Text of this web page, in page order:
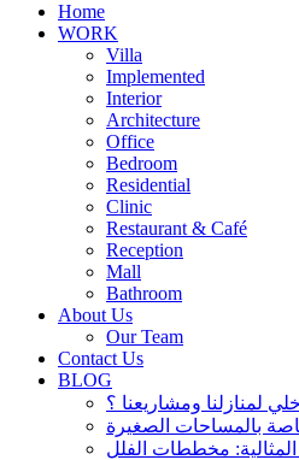
Home
WORK
Villa
Implemented
Interior
Architecture
Office
Bedroom
Residential
Clinic
Restaurant & Café
Reception
Mall
Bathroom
About Us
Our Team
Contact Us
BLOG
لمنازلنا ومشاريعنا ؟
المثالية: مخططات الفلل